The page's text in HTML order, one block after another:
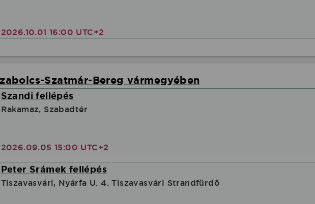
2026.10.01 16:00 UTC+2
Szatmár-Bereg vármegyében
Szandi fellépés
Rakamaz, Szabadtér
2026.09.05 15:00 UTC+2
Peter Srámek fellépés
Tiszavasvári, Nyárfa U. 4. Tiszavasvári Strandfürdõ